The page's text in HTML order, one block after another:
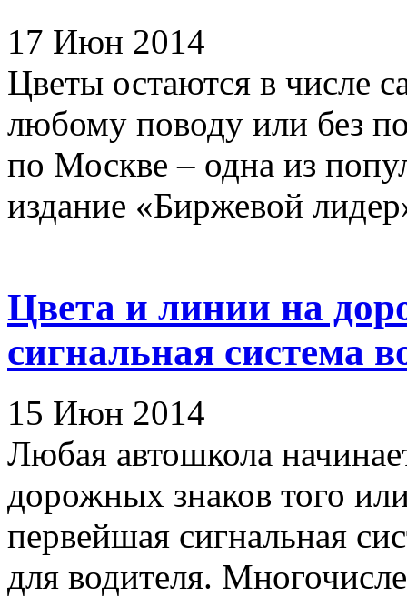
17 Июн 2014
Цветы остаются в числе
любому поводу или без
по Москве – одна из
издание «Биржевой
Цвета и линии на
сигнальная система
15 Июн 2014
Любая автошкола
дорожных знаков того
первейшая сигнальная
для водителя.